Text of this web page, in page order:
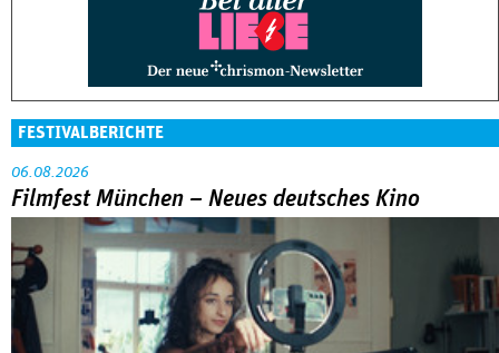
FESTIVALBERICHTE
06.08.2026
Filmfest München – Neues deutsches Kino